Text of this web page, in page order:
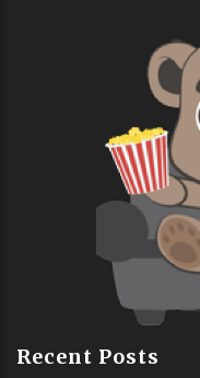
Recent Posts